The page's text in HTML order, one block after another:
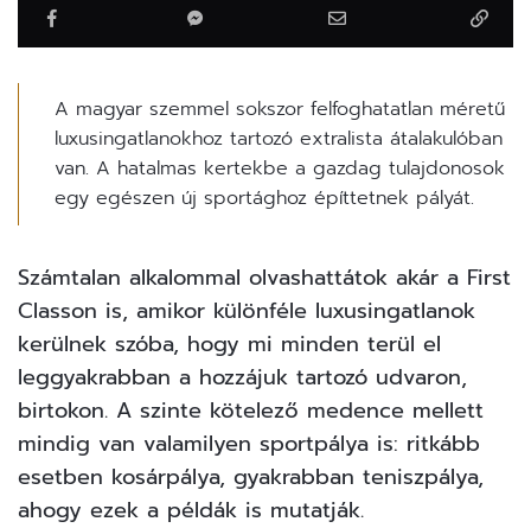
A magyar szemmel sokszor felfoghatatlan méretű
luxusingatlanokhoz tartozó extralista átalakulóban
van. A hatalmas kertekbe a gazdag tulajdonosok
egy egészen új sportághoz építtetnek pályát.
Számtalan alkalommal olvashattátok akár a First
Classon is, amikor különféle luxusingatlanok
kerülnek szóba, hogy mi minden terül el
leggyakrabban a hozzájuk tartozó udvaron,
birtokon. A szinte kötelező medence mellett
mindig van valamilyen sportpálya is: ritkább
esetben kosárpálya, gyakrabban teniszpálya,
ahogy ezek a példák is mutatják.